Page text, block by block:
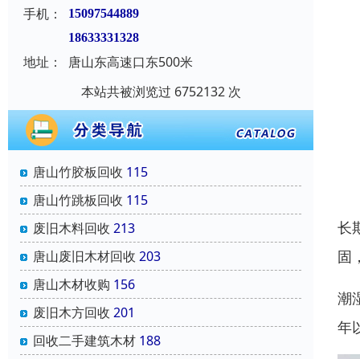
手机：
15097544889
18633331328
地址：
唐山东高速口东500米
本站共被浏览过 6752132 次
唐山竹胶板回收 115
唐山竹跳板回收 115
废旧木料回收 213
唐山废旧木材回收 203
唐山木材收购 156
废旧木方回收 201
回收二手建筑木材 188
长
固
潮
年